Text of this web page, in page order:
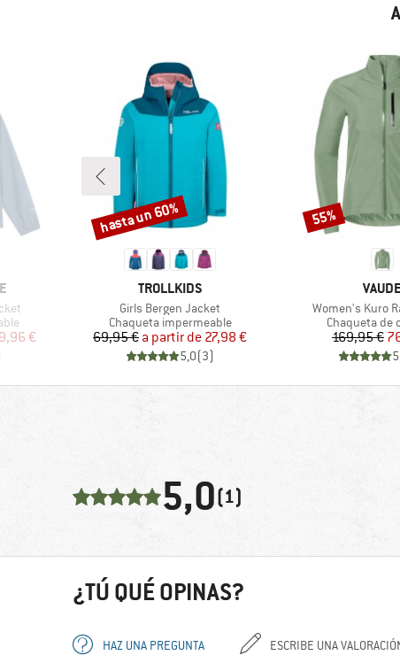
€
MARCA
TROLLKIDS
Artículo
Girls Bergen Jacket
Product group
Chaqueta impermeable
Precio
69,95 € Precio reducido
a partir de 27,98 €
5,0(3)
Descuento
hasta un 60%
MARCA
VAUDE
Artículo
Women's Kuro
Product group
Chaqueta de
169,95 €
Descuento
55%
5,0(1)
¿TÚ QUÉ OPINAS?
HAZ UNA PREGUNTA ESCRIBE UNA